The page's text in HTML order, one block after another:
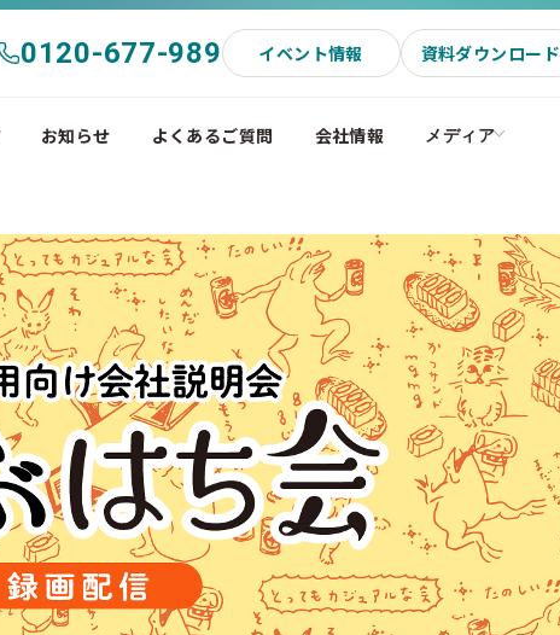
0120-677-989 イベント情報 資料ダウンロード
お知らせ よくあるご質問 会社情報 メディア